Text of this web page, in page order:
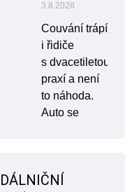
3.8.2026
Couvání trápí
i řidiče
s dvacetiletou
praxí a není
to náhoda.
Auto se
DÁLNIČNÍ